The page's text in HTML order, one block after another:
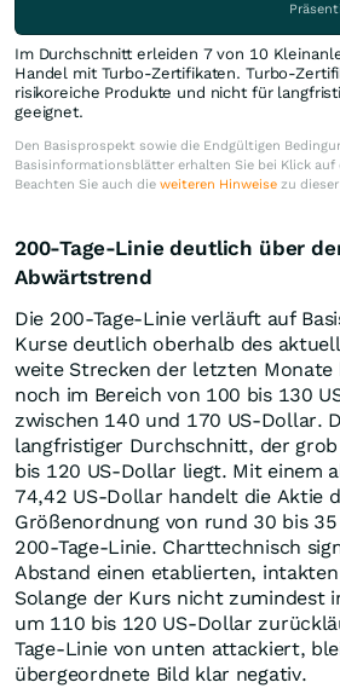
Im Durchschnitt erleiden 7 von 10
Handel mit Turbo-Zertifikaten. Turbo-
risikoreiche Produkte und nicht für
geeignet.
Den Basisprospekt sowie die Endgültigen
Basisinformationsblätter erhalten Sie bei Klick
Beachten Sie auch die weiteren Hinweise zu
200-Tage-Linie deutlich über
Abwärtstrend
Die 200-Tage-Linie verläuft auf
Kurse deutlich oberhalb des
weite Strecken der letzten Monate
noch im Bereich von 100 bis 130
zwischen 140 und 170 US-Dollar.
langfristiger Durchschnitt, der
bis 120 US-Dollar liegt. Mit einem
74,42 US-Dollar handelt die Aktie
Größenordnung von rund 30 bis
200-Tage-Linie. Charttechnisch
Abstand einen etablierten,
Solange der Kurs nicht zumindest
um 110 bis 120 US-Dollar
Tage-Linie von unten attackiert,
übergeordnete Bild klar negativ.